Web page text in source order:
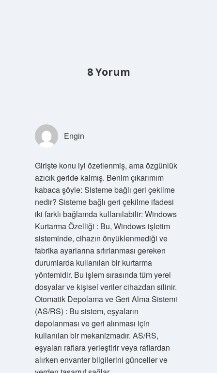
8 Yorum
Engin
Girişte konu iyi özetlenmiş, ama özgünlük
azıcık geride kalmış. Benim çıkarımım
kabaca şöyle: Sisteme bağlı geri çekilme
nedir? Sisteme bağlı geri çekilme ifadesi
iki farklı bağlamda kullanılabilir: Windows
Kurtarma Özelliği : Bu, Windows işletim
sisteminde, cihazın önyüklenmediği ve
fabrika ayarlarına sıfırlanması gereken
durumlarda kullanılan bir kurtarma
yöntemidir. Bu işlem sırasında tüm yerel
dosyalar ve kişisel veriler cihazdan silinir.
Otomatik Depolama ve Geri Alma Sistemi
(AS/RS) : Bu sistem, eşyaların
depolanması ve geri alınması için
kullanılan bir mekanizmadır. AS/RS,
eşyaları raflara yerleştirir veya raflardan
alırken envanter bilgilerini günceller ve